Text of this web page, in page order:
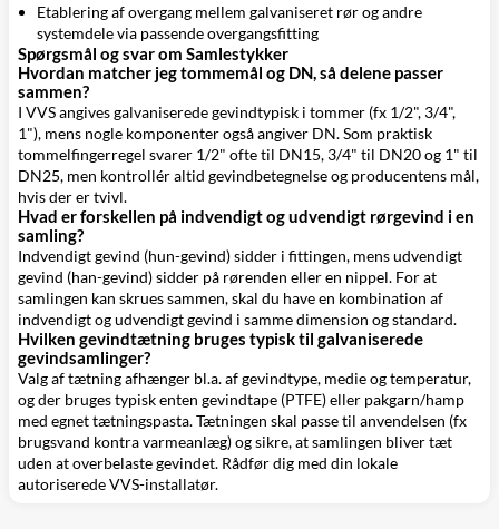
Etablering af overgang mellem galvaniseret rør og andre
systemdele via passende overgangsfitting
Spørgsmål og svar om Samlestykker
Hvordan matcher jeg tommemål og DN, så delene passer
sammen?
I VVS angives galvaniserede gevindtypisk i tommer (fx 1/2", 3/4",
1"), mens nogle komponenter også angiver DN. Som praktisk
tommelfingerregel svarer 1/2" ofte til DN15, 3/4" til DN20 og 1" til
DN25, men kontrollér altid gevindbetegnelse og producentens mål,
hvis der er tvivl.
Hvad er forskellen på indvendigt og udvendigt rørgevind i en
samling?
Indvendigt gevind (hun-gevind) sidder i fittingen, mens udvendigt
gevind (han-gevind) sidder på rørenden eller en nippel. For at
samlingen kan skrues sammen, skal du have en kombination af
indvendigt og udvendigt gevind i samme dimension og standard.
Hvilken gevindtætning bruges typisk til galvaniserede
gevindsamlinger?
Valg af tætning afhænger bl.a. af gevindtype, medie og temperatur,
og der bruges typisk enten gevindtape (PTFE) eller pakgarn/hamp
med egnet tætningspasta. Tætningen skal passe til anvendelsen (fx
brugsvand kontra varmeanlæg) og sikre, at samlingen bliver tæt
uden at overbelaste gevindet. Rådfør dig med din lokale
autoriserede VVS-installatør.